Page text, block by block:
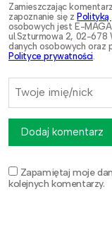
Zamieszczając
zapoznanie się zPolityką
osobowych jest E-
ul.Szturmowa 2, 02-678
danych osobowych oraz
Polityce prywatności
Zapamiętaj moje
kolejnych komentarzy.
Dodaj komentarz